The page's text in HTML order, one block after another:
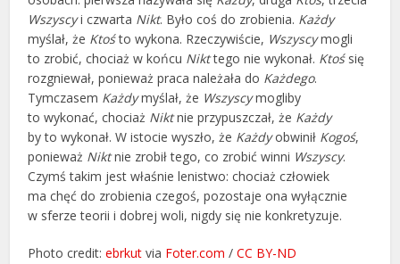
Wszyscyi czwarta Nikt. Było coś do zrobienia. Każdy
myślał, że Ktośto wykona. Rzeczywiście, Wszyscymogli
to zrobić, chociaż w końcu Nikttego nie wykonał. Ktośsię
rozgniewał, ponieważ praca należała do Każdego.
Tymczasem Każdymyślał, że Wszyscymogliby
to wykonać, chociaż Niktnie przypuszczał, że Każdy
by to wykonał. W istocie wyszło, że Każdyobwinił Kogoś,
ponieważ Niktnie zrobił tego, co zrobić winni Wszyscy.
Czymś takim jest właśnie lenistwo: chociaż człowiek
ma chęć do zrobienia czegoś, pozostaje ona wyłącznie
w sferze teorii i dobrej woli, nigdy się nie konkretyzuje.
Photo credit:ebrkut via Foter.com /CC BY-ND